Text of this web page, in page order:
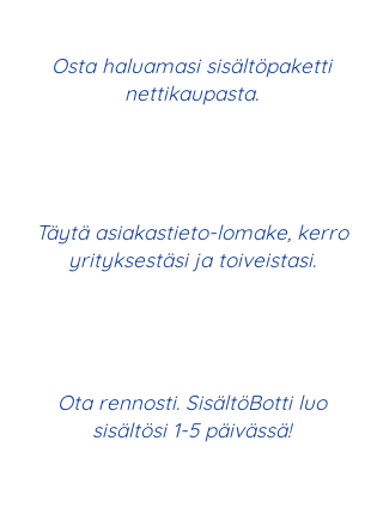
Osta haluamasi sisältöpaketti
nettikaupasta.
Täytä asiakastieto-lomake, kerro
yrityksestäsi ja toiveistasi.
Ota rennosti. SisältöBotti luo
sisältösi 1-5 päivässä!